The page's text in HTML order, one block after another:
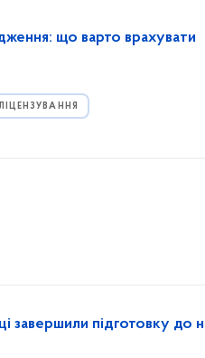
що варто врахувати
завершили підготовку до